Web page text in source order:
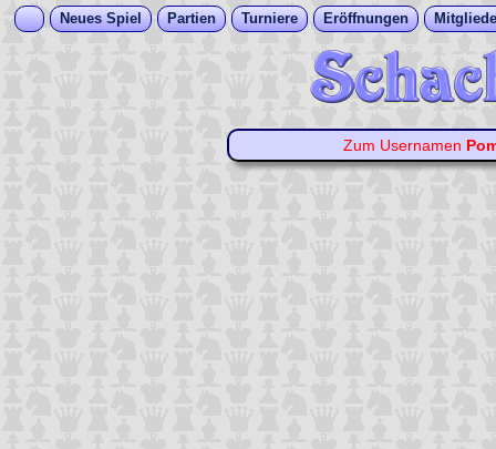
Neues Spiel Partien Turniere Eröffnungen
Zum Usernamen